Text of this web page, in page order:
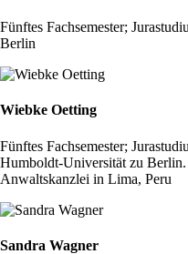
Fünftes Fachsemester;
Berlin
Wiebke Oetting
Fünftes Fachsemester;
Humboldt-Universität zu
Anwaltskanzlei in Lima, Peru
Sandra Wagner